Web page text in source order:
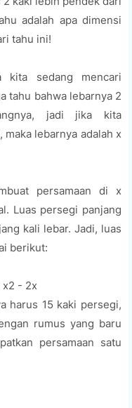
adalah apa dimensi
tahu ini!
kita sedang mencari
tahu bahwa lebarnya 2
jadi jika kita
maka lebarnya adalah x
persamaan di x
Luas persegi panjang
kali lebar. Jadi, luas
berikut:
x2 - 2x
harus 15 kaki persegi,
rumus yang baru
persamaan satu